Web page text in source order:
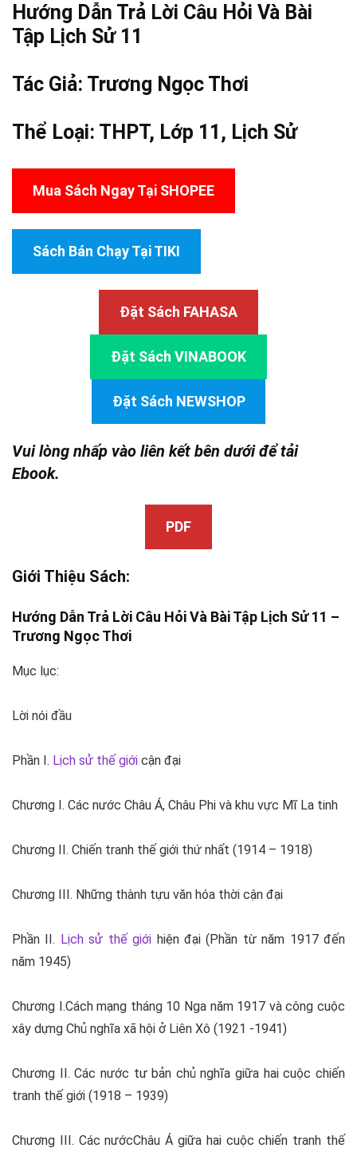
Hướng Dẫn Trả Lời Câu Hỏi Và Bài
Tập Lịch Sử 11
Tác Giả: Trương Ngọc Thơi
Thể Loại: THPT, Lớp 11 , Lịch Sử
Mua Sách Ngay Tại SHOPEE
Sách Bán Chạy Tại TIKI
Đặt Sách FAHASA
Đặt Sách VINABOOK
Đặt Sách NEWSHOP
Vui lòng nhấp vào liên kết bên dưới để tải
Ebook.
PDF
Giới Thiệu Sách:
Hướng Dẫn Trả Lời Câu Hỏi Và Bài Tập Lịch Sử 11 –
Trương Ngọc Thơi
Mục lục:
Lời nói đầu
Phần I. Lịch sử thế giới cận đại
Chương I. Các nước Châu Á, Châu Phi và khu vực Mĩ La tinh
Chương II. Chiến tranh thế giới thứ nhất (1914 – 1918)
Chương III. Những thành tựu văn hóa thời cận đại
Phần II. Lịch sử thế giới hiện đại (Phần từ năm 1917 đến
năm 1945)
Chương I.Cách mạng tháng 10 Nga năm 1917 và công cuộc
xây dựng Chủ nghĩa xã hội ở Liên Xô (1921 -1941)
Chương II. Các nước tư bản chủ nghĩa giữa hai cuộc chiến
tranh thế giới (1918 – 1939)
Chương III. Các nướcChâu Á giữa hai cuộc chiến tranh thế